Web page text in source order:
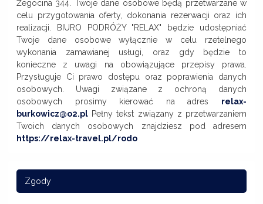
Żegocina 344. Twoje dane osobowe będą przetwarzane w
celu przygotowania oferty, dokonania rezerwacji oraz ich
realizacji. BIURO PODRÓŻY "RELAX" będzie udostępniać
Twoje dane osobowe wyłącznie w celu rzetelnego
wykonania zamawianej usługi, oraz gdy będzie to
konieczne z uwagi na obowiązujące przepisy prawa.
Przysługuje Ci prawo dostępu oraz poprawienia danych
osobowych. Uwagi związane z ochroną danych
osobowych prosimy kierować na adres relax-
burkowicz@o2.pl Pełny tekst związany z przetwarzaniem
Twoich danych osobowych znajdziesz pod adresem
https://relax-travel.pl/rodo
Zgody